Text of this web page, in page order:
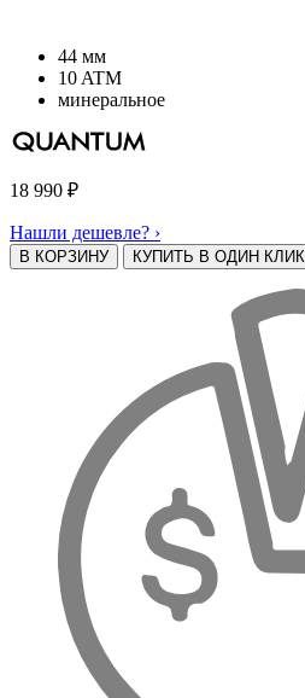
44 мм
10 ATM
минеральное
18 990 ₽
Нашли дешевле? ›
В КОРЗИНУ КУПИТЬ В ОДИН КЛИК